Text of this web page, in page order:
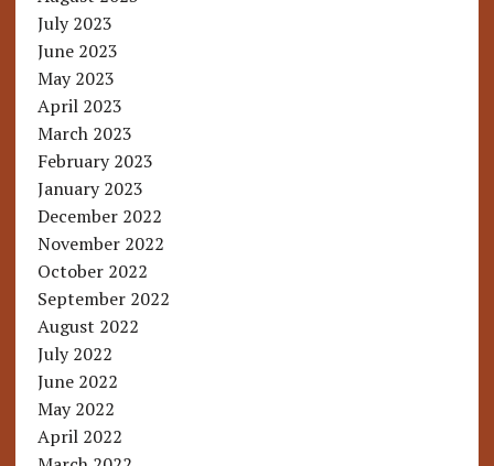
July 2023
June 2023
May 2023
April 2023
March 2023
February 2023
January 2023
December 2022
November 2022
October 2022
September 2022
August 2022
July 2022
June 2022
May 2022
April 2022